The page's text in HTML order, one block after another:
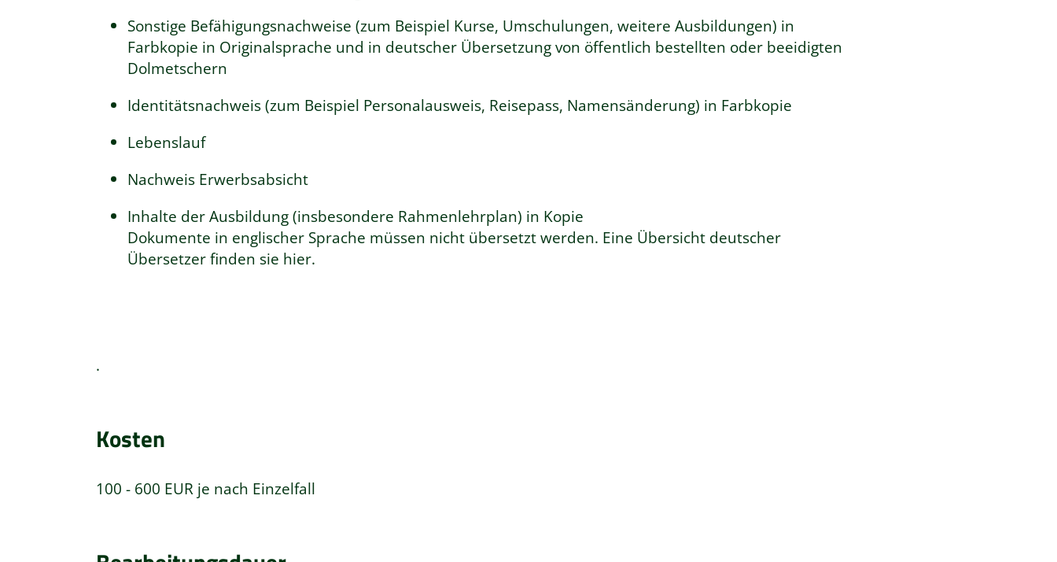
Sonstige Befähigungsnachweise (zum Beispiel Kurse, Umschulungen, weitere Ausbildungen) in
Farbkopie in Originalsprache und in deutscher Übersetzung von öffentlich bestellten oder beeidigten
Dolmetschern
Identitätsnachweis (zum Beispiel Personalausweis, Reisepass, Namensänderung) in Farbkopie
Lebenslauf
Nachweis Erwerbsabsicht
Inhalte der Ausbildung (insbesondere Rahmenlehrplan) in Kopie
Dokumente in englischer Sprache müssen nicht übersetzt werden. Eine Übersicht deutscher
Übersetzer finden sie hier.
.
Kosten
100 - 600 EUR je nach Einzelfall